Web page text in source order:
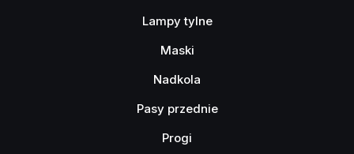
Lampy tylne
Maski
Nadkola
Pasy przednie
Progi